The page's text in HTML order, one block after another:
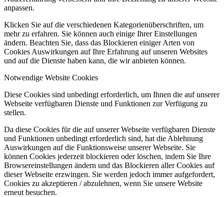
anpassen.
Klicken Sie auf die verschiedenen Kategorienüberschriften, um
mehr zu erfahren. Sie können auch einige Ihrer Einstellungen
ändern. Beachten Sie, dass das Blockieren einiger Arten von
Cookies Auswirkungen auf Ihre Erfahrung auf unseren Websites
und auf die Dienste haben kann, die wir anbieten können.
Notwendige Website Cookies
Diese Cookies sind unbedingt erforderlich, um Ihnen die auf unserer
Webseite verfügbaren Dienste und Funktionen zur Verfügung zu
stellen.
Da diese Cookies für die auf unserer Webseite verfügbaren Dienste
und Funktionen unbedingt erforderlich sind, hat die Ablehnung
Auswirkungen auf die Funktionsweise unserer Webseite. Sie
können Cookies jederzeit blockieren oder löschen, indem Sie Ihre
Browsereinstellungen ändern und das Blockieren aller Cookies auf
dieser Webseite erzwingen. Sie werden jedoch immer aufgefordert,
Cookies zu akzeptieren / abzulehnen, wenn Sie unsere Website
erneut besuchen.